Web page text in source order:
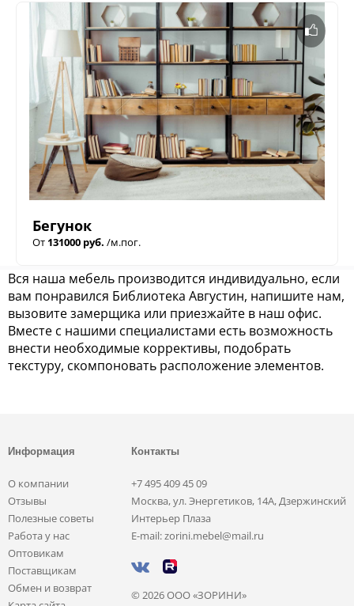
Бегунок
От 131000 руб. /м.пог.
Вся наша мебель производится индивидуально, если
вам понравился Библиотека Августин, напишите нам,
вызовите замерщика или приезжайте в наш офис.
Вместе с нашими специалистами есть возможность
внести необходимые коррективы, подобрать
текстуру, скомпоновать расположение элементов.
Информация
О компании
Отзывы
Полезные советы
Работа у нас
Оптовикам
Поставщикам
Обмен и возврат
Контакты
+7 495 409 45 09
Москва, ул. Энергетиков, 14А, Дзержинский
Интерьер Плаза
E-mail: zorini.mebel@mail.ru
© 2026 ООО «ЗОРИНИ»